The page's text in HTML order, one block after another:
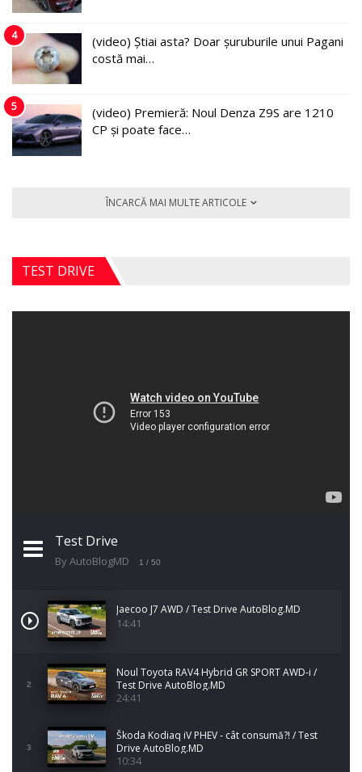
4
(video) Știai asta? Doar șuruburile unui Pagani
costă mai…
5
(video) Premieră: Noul Denza Z9S are 1210
CP și poate face…
ÎNCARCĂ MAI MULTE ARTICOLE
TEST DRIVE
Test Drive
By AutoBlogMD 1 / 50
Jaecoo J7 AWD / Test Drive AutoBlog.MD
14:41
2
Noul Toyota RAV4 Hybrid GR SPORT AWD-i /
Test Drive AutoBlog.MD
24:41
3
Škoda Kodiaq iV PHEV - cât consumă?! / Test
Drive AutoBlog.MD
10:34